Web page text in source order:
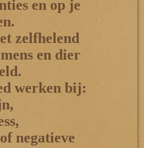
en op je
zelfhelend
en dier
werken bij:
negatieve